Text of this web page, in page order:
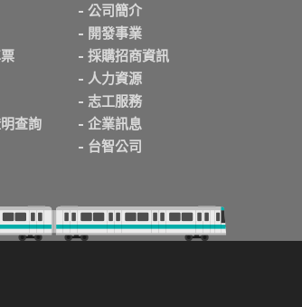
查詢
公司簡介
開發事業
採購招商資訊
人力資源
志工服務
企業訊息
台智公司